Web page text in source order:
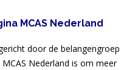
MCAS Nederland
door de belangengroep
Nederland is om meer